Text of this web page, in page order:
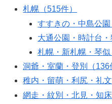
札幌（515件）
すすきの・中島公園
大通公園・時計台・
札幌・新札幌・琴似
洞爺・室蘭・登別（136
稚内・留萌・利尻・礼文
網走・紋別・北見・知床